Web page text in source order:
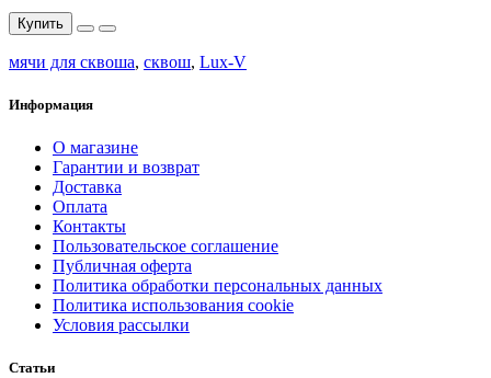
Купить
мячи для сквоша, сквош, Lux-V
Информация
О магазине
Гарантии и возврат
Доставка
Оплата
Контакты
Пользовательское соглашение
Публичная оферта
Политика обработки персональных данных
Политика использования cookie
Условия рассылки
Статьи